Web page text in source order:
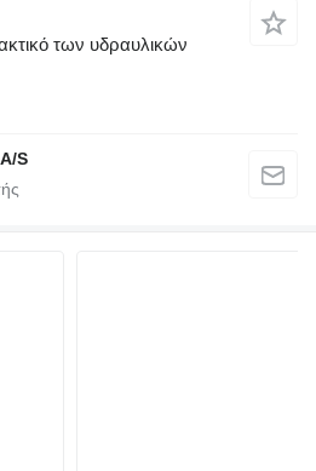
των υδραυλικών
S